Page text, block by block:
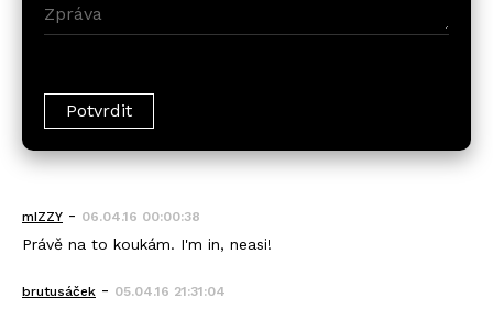
mIZZY - 06.04.16 00:00:38
Právě na to koukám. I'm in, neasi!
brutusáček - 05.04.16 21:31:04